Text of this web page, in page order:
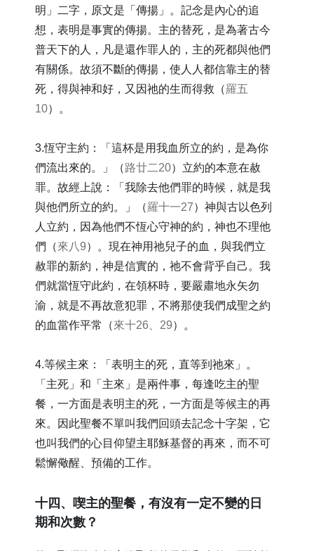
明」二字，原文是「傳揚」。記念是內心的追
想，表明是事實的傳揚。主的替死，是為著古今
普天下的人，凡是還作罪人的，主的死都與他們
有關係。故須不斷的傳揚，使人人都信靠主的替
死，得與神和好，又因祂的生而得救（羅五
10）。
3.恆守主約：「這杯是用我血所立的約，是為你
們流出來的。」（路廿二20）立約的本意在赦
罪。故經上說：「我除去他們罪的時候，就是我
與他們所立的約。」（羅十一27）神與古以色列
人立約，因為他們不恆心守神的約，神也不理他
們（來八9）。現在神用祂兒子的血，與我們立
赦罪的新約，神是信實的，祂不會背乎自己。我
們就當恆守此約，在領杯時，要嚴肅地永矢勿
渝，就是不再故意犯罪，不將那使我們成聖之約
的血當作平常（來十26、29）。
4.等候主來：「表明主的死，直等到祂來」。
「主死」和「主來」是兩件事，每逢吃主的聖
餐，一方面是表明主的死，一方面是等候主的再
來。因此聖餐不單叫我們回頭去記念十字架，它
也叫我們的心目仰望主耶穌基督的再來，而不可
鬆懈儆醒、預備的工作。
​十四、喫主的聖餐，有沒有一定不變的日
期和次數？